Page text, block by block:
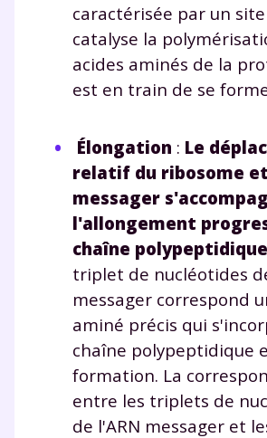
caractérisée par un
catalyse la
acides aminés de la
est en train de se
Élongation : Le
relatif du ribosome
messager
l'allongement
chaîne polypeptidique
triplet de nucléotides
messager correspond
aminé précis qui
chaîne polypeptidique
formation. La
entre les triplets de
de l'ARN messager et